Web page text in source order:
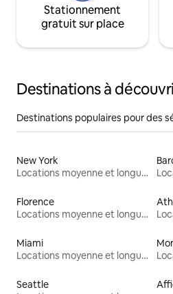
Stationnement
gratuit sur place
Destinations à
Destinations populaires pour des
New York
Locations moyenne et longue durée
Florence
Locations moyenne et longue durée
Miami
Locations moyenne et longue durée
Seattle